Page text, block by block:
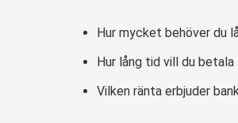
Hur mycket behöver du
Hur lång tid vill du
Vilken ränta erbjuder